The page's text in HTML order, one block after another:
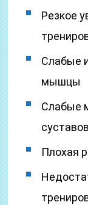
Резкое
Слабые
мышцы
Слабые
Плохая